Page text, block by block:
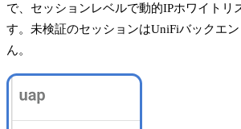
で、セッションレベルで動的IPホワイトリ
す。未検証のセッションはUniFiバックエ
ん。